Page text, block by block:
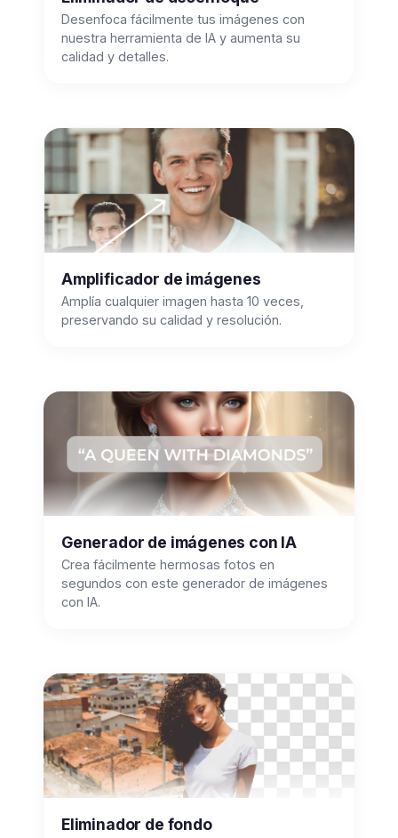
Desenfoca fácilmente tus imágenes con
nuestra herramienta de IA y aumenta su
calidad y detalles.
Amplificador de imágenes
Amplía cualquier imagen hasta 10 veces,
preservando su calidad y resolución.
Generador de imágenes con IA
Crea fácilmente hermosas fotos en
segundos con este generador de imágenes
con IA.
Eliminador de fondo